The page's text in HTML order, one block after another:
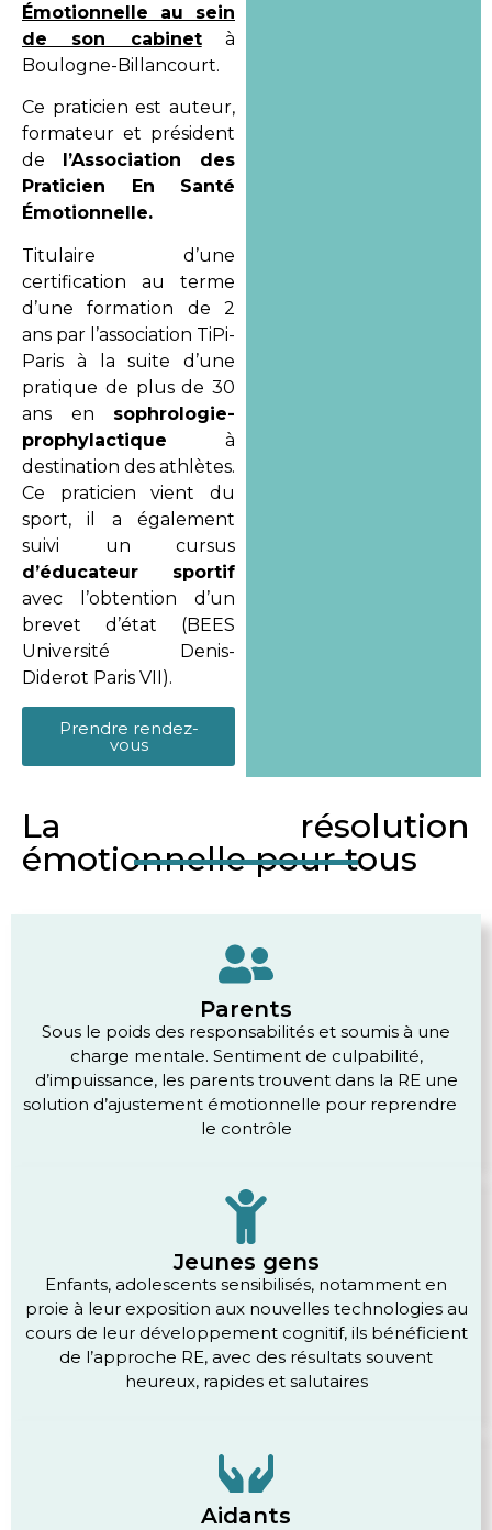
Émotionnelle au sein
de son cabinetà
Boulogne-Billancourt.
Ce praticien est auteur,
formateur et président
de
l’Association des
Praticien En Santé
Émotionnelle.
Titulaire d’une
certification au terme
d’une formation de 2
ans par l’association TiPi-
Paris à la suite d’une
pratique de plus de 30
ans en sophrologie-
prophylactique à
destination des athlètes.
Ce praticien vient du
sport, il a également
suivi un cursus
d’éducateur sportif
avec l’obtention d’un
brevet d’état (BEES
Université Denis-
Diderot Paris VII).
Prendre rendez-
vous
La résolution
émotionnelle pour tous
Parents
Sous le poids des responsabilités et soumis à une
charge mentale. Sentiment de culpabilité,
d’impuissance, les parents trouvent dans la RE une
solution d’ajustement émotionnelle pour reprendre
le contrôle
Jeunes gens
Enfants, adolescents sensibilisés, notamment en
proie à leur exposition aux nouvelles technologies au
cours de leur développement cognitif, ils bénéficient
de l’approche RE, avec des résultats souvent
heureux, rapides et salutaires
Aidants